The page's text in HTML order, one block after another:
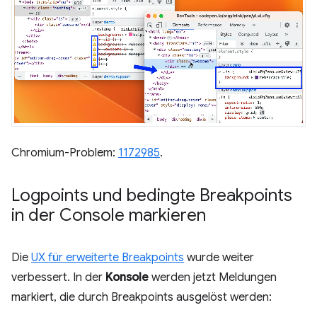
Chromium-Problem: 1172985.
Logpoints und bedingte Breakpoints
in der Console markieren
Die UX für erweiterte Breakpoints wurde weiter
verbessert. In der Konsole werden jetzt Meldungen
markiert, die durch Breakpoints ausgelöst werden: